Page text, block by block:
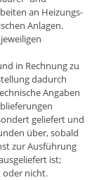
an Heizungs-
Anlagen.
in Rechnung zu
dadurch
Angaben
geliefert und
über, sobald
zur Ausführung
ist;
oder nicht.